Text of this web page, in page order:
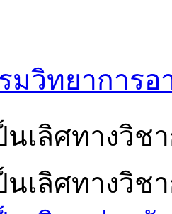
วิทยาการอ
เลิศทางวิช
นเลิศทางวิ